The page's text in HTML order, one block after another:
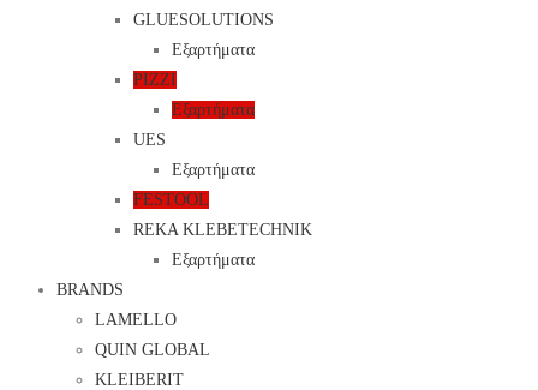
GLUESOLUTIONS
Εξαρτήματα
PIZZI
Εξαρτήματα
UES
Εξαρτήματα
FESTOOL
REKA KLEBETECHNIK
Εξαρτήματα
BRANDS
LAMELLO
QUIN GLOBAL
KLEIBERIT